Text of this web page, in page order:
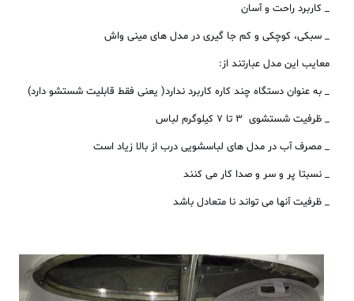
_ کاربرد راحت و آسان
_ سبکی، کوچکی و کم جا گیری در مدل های مینی واش
معایب این مدل عبارتند از:
_ به عنوان دستگاه چند کاره کاربرد ندارد( یعنی فقط قابلیت شستشو دارد)
_ ظرفیت شستشوی ۳ تا ۷ کیلوگرم لباس
_ مصرف آب در مدل های لباسشویی درب از بالا زیاد است
_ نسبتا پر و سر و صدا کار می کنند
_ ظرفیت آنها می تواند نا متعادل باشد